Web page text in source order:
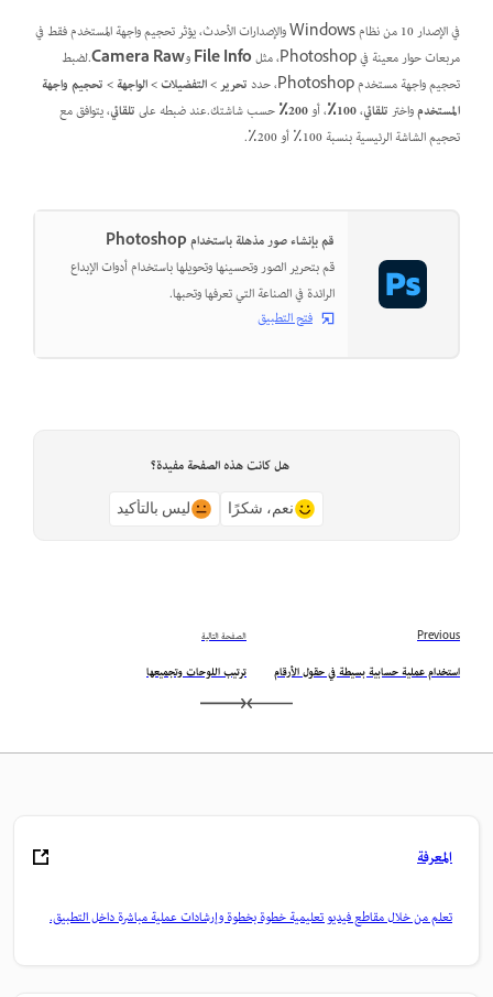
في الإصدار 10 من نظام Windows والإصدارات الأحدث، يؤثر تحجيم واجهة المستخدم فقط في
مربعات حوار معينة في Photoshop، مثل
File InfoوCamera Raw.لضبط
تحجيم واجهة مستخدم Photoshop، حدد
تحرير>التفضيلات>الواجهة>تحجيم واجهة
المستخدمواخترتلقائي،100٪ ، أو200٪ حسب شاشتك.عند ضبطه علىتلقائي، يتوافق مع
تحجيم الشاشة الرئيسية بنسبة 100٪ أو 200٪.
قم بإنشاء صور مذهلة باستخدام Photoshop
قم بتحرير الصور وتحسينها وتحويلها باستخدام أدوات الإبداع
الرائدة في الصناعة التي تعرفها وتحبها.
فتح التطبيق
هل كانت هذه الصفحة مفيدة؟
نعم، شكرًا ليس بالتأكيد
Previous
استخدام عملية حسابية بسيطة في حقول الأرقام
الصفحة التالية
ترتيب اللوحات وتجميعها
المعرفة
تعلم من خلال مقاطع فيديو تعليمية خطوة بخطوة وإرشادات عملية مباشرة داخل التطبيق.